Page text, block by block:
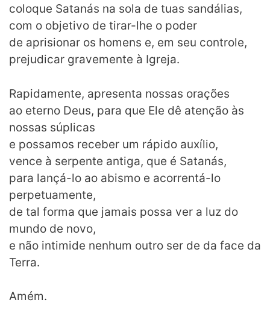
coloque Satanás na sola de tuas sandálias,
com o objetivo de tirar-lhe o poder
de aprisionar os homens e, em seu controle,
prejudicar gravemente à Igreja.
Rapidamente, apresenta nossas orações
ao eterno Deus, para que Ele dê atenção às
nossas súplicas
e possamos receber um rápido auxílio,
vence à serpente antiga, que é Satanás,
para lançá-lo ao abismo e acorrentá-lo
perpetuamente,
de tal forma que jamais possa ver a luz do
mundo de novo,
e não intimide nenhum outro ser de da face da
Terra.
Amém.